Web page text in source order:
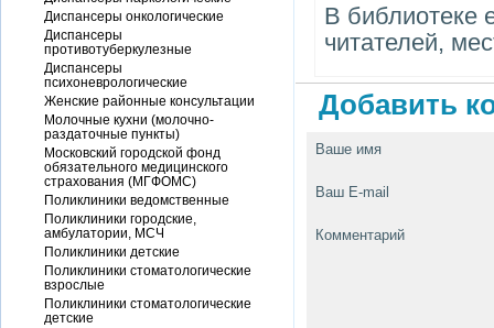
В библиотеке
читателей,
Добавить
Ваше имя
Ваш E-mail
Комментарий
Диспансеры онкологические
Диспансеры
противотуберкулезные
Диспансеры
психоневрологические
Женские районные консультации
Молочные кухни (молочно-
раздаточные пункты)
Московский городской фонд
обязательного медицинского
страхования (МГФОМС)
Поликлиники ведомственные
Поликлиники городские,
амбулатории, МСЧ
Поликлиники детские
Поликлиники стоматологические
взрослые
Поликлиники стоматологические
детские